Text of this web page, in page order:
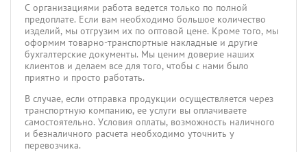
С организациями работа ведется только по полной
предоплате. Если вам необходимо большое количество
изделий, мы отгрузим их по оптовой цене. Кроме того, мы
оформим товарно-транспортные накладные и другие
бухгалтерские документы. Мы ценим доверие наших
клиентов и делаем все для того, чтобы с нами было
приятно и просто работать.
В случае, если отправка продукции осуществляется через
транспортную компанию, ее услуги вы оплачиваете
самостоятельно. Условия оплаты, возможность наличного
и безналичного расчета необходимо уточнить у
перевозчика.